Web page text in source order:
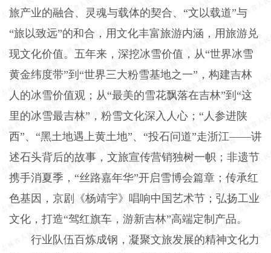
旅产业的融合、灵魂与载体的契合、“文以载道”与
“旅以致远”的和合，用文化丰富旅游内涵，用旅游兑
现文化价值。五年来，深挖冰雪价值，从“世界冰雪
黄金纬度带”到“世界三大粉雪基地之一”，构建吉林
人的冰雪价值观；从“最美的雪花飘落在吉林”到“这
里的冰雪最吉林”，粉雪文化深入人心；“人参进陕
西”、“黑土地遇上黄土地”、“投石问道”走浙江——讲
述石头背后的故事，文旅宣传营销独树一帜；非遗节
携手消夏季，“丝路嘉年华”开启雪博会篇章；传承红
色基因，京剧《杨靖宇》唱响中国艺术节；弘扬工业
文化，打造“驾红旗车，游新吉林”高端定制产品。
行业队伍百炼成钢，凝聚文旅发展的精神文化力